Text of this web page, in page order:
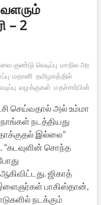
– 2
குண்டு வெடிப்பு மாநில அரசு
மதானி தமிழகத்தில்
வழக்குகள் மதச்சார்பின்மை
செய்வதால் அல் உம்மா
நடத்தியது
இல்லை”
“கடவுளின் சொந்த
ஜிகாத்
இளைஞர்கள் பாகிஸ்தான்,
நடக்கும்